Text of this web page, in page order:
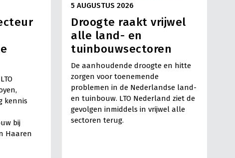
kennis
bij
Haaren
5 AUGUSTUS 2026
Droogte raakt vrijwel
alle land- en
tuinbouwsectoren
De aanhoudende droogte en hitte
zorgen voor toenemende
problemen in de Nederlandse land-
en tuinbouw. LTO Nederland ziet de
gevolgen inmiddels in vrijwel alle
sectoren terug.